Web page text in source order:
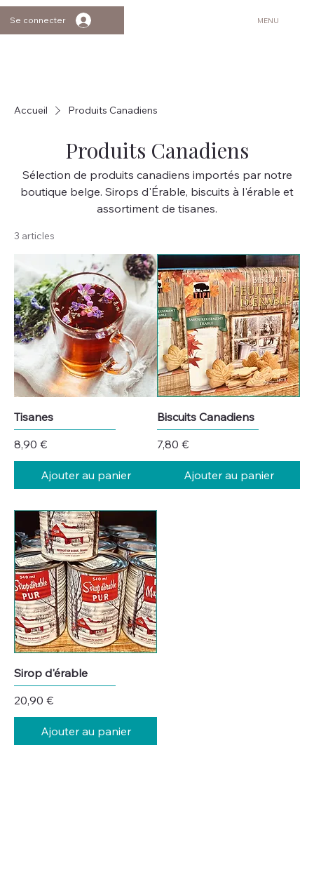
Se connecter MENU
Accueil Produits Canadiens
Produits Canadiens
Sélection de produits canadiens importés par notre
boutique belge. Sirops d'Érable, biscuits à l'érable et
assortiment de tisanes.
3 articles
Tisanes
Prix
8,90 €
Ajouter au panier
Biscuits Canadiens
Prix
7,80 €
Ajouter au panier
Sirop d'érable
Prix
20,90 €
Ajouter au panier